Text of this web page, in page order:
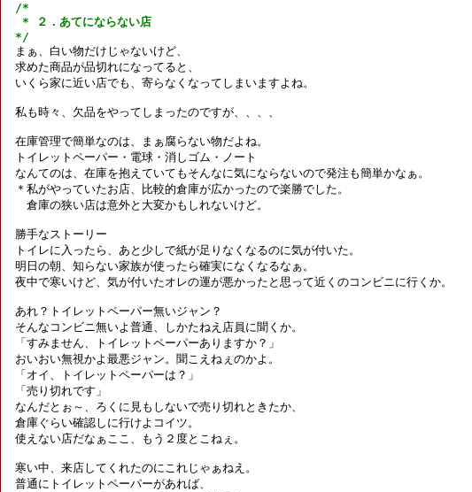
/*
* ２．あてにならない店
*/
まぁ、白い物だけじゃないけど、
求めた商品が品切れになってると、
いくら家に近い店でも、寄らなくなってしまいますよね。
私も時々、欠品をやってしまったのですが、、、、
在庫管理で簡単なのは、まぁ腐らない物だよね。
トイレットペーパー・電球・消しゴム・ノート
なんてのは、在庫を抱えていてもそんなに気にならないので発注も簡単かなぁ。
＊私がやっていたお店、比較的倉庫が広かったので楽勝でした。
倉庫の狭い店は意外と大変かもしれないけど。
勝手なストーリー
トイレに入ったら、あと少しで紙が足りなくなるのに気が付いた。
明日の朝、知らない家族が使ったら確実になくなるなぁ。
夜中で寒いけど、気が付いたオレの運が悪かったと思って近くのコンビニに行くか。
あれ？トイレットペーパー無いジャン？
そんなコンビニ無いよ普通、しかたねえ店員に聞くか。
「すみません、トイレットペーパーありますか？」
おいおい無視かよ最悪ジャン。聞こえねぇのかよ。
「オイ、トイレットペーパーは？」
「売り切れです」
なんだとぉ～、ろくに見もしないで売り切れときたか、
倉庫ぐらい確認しに行けよコイツ。
使えない店だなぁここ、もう２度とこねぇ。
寒い中、来店してくれたのにこれじゃぁねえ。
普通にトイレットペーパーがあれば、